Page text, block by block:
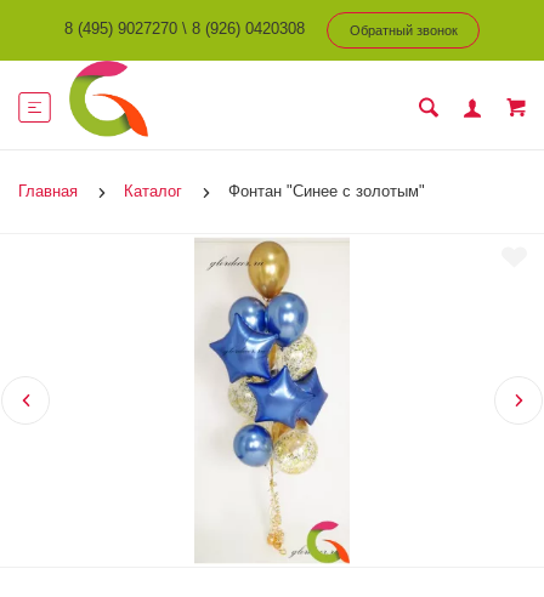
8 (495) 9027270 \ 8 (926) 0420308 Обратный звонок
Главная Каталог Фонтан "Синее с золотым"